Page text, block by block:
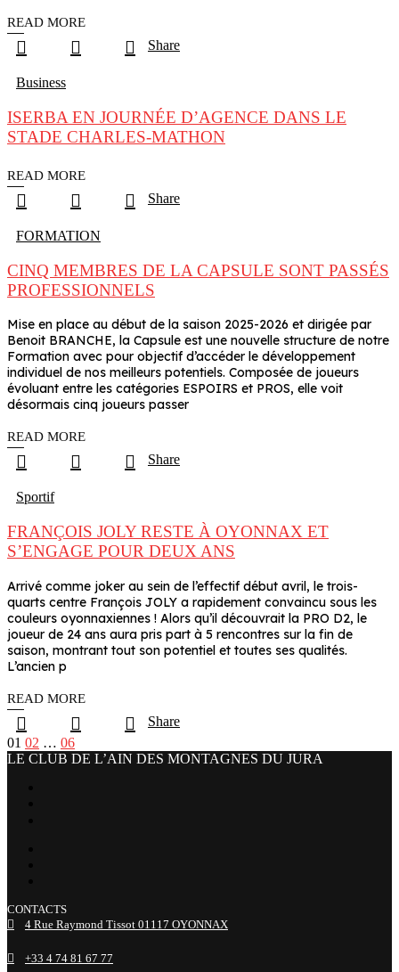
READ MORE
Share
Business
ISERBA EN JOURNÉE D’AGENCE DANS LE
STADE CHARLES-MATHON
READ MORE
Share
FORMATION
CINQ MEMBRES DE LA CAPSULE SONT PASSÉS
PROFESSIONNELS
Mise en place au début de la saison 2025-2026 et dirigée par
Benoit BRANCHE, la Capsule est une nouvelle structure de notre
Formation avec pour objectif d’accéder le développement
individuel de nos meilleurs potentiels. Composée de joueurs
évoluant entre les catégories ESPOIRS et PROS, elle voit
désormais cinq joueurs passer
READ MORE
Share
Sportif
FRANÇOIS JOLY RESTE À OYONNAX ET
S’ENGAGE POUR DEUX ANS
Arrivé comme joker au sein de l’effectif début avril, le trois-
quarts centre François JOLY a rapidement convaincu sous les
couleurs oyonnaxiennes ! Alors qu’il découvrait la PRO D2, le
joueur de 24 ans aura pris part à 5 rencontres sur la fin de
saison, montrant tout son potentiel et toutes ses qualités.
L’ancien p
READ MORE
Share
Pagination
01 02 … 06
LE CLUB DE L’AIN DES MONTAGNES DU JURA
CONTACTS
4 Rue Raymond Tissot 01117 OYONNAX
+33 4 74 81 67 77